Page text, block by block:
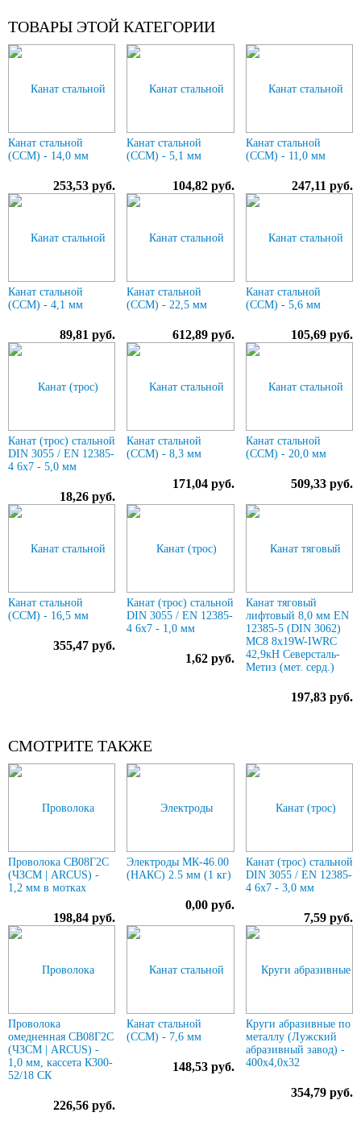
ТОВАРЫ ЭТОЙ КАТЕГОРИИ
Канат стальной
(ССМ) - 14,0 мм
253,53 руб.
Канат стальной
(ССМ) - 5,1 мм
104,82 руб.
Канат стальной
(ССМ) - 11,0 мм
247,11 руб.
Канат стальной
(ССМ) - 4,1 мм
89,81 руб.
Канат стальной
(ССМ) - 22,5 мм
612,89 руб.
Канат стальной
(ССМ) - 5,6 мм
105,69 руб.
Канат (трос) стальной
DIN 3055 / EN 12385-
4 6x7 - 5,0 мм
18,26 руб.
Канат стальной
(ССМ) - 8,3 мм
171,04 руб.
Канат стальной
(ССМ) - 20,0 мм
509,33 руб.
Канат стальной
(ССМ) - 16,5 мм
355,47 руб.
Канат (трос) стальной
DIN 3055 / EN 12385-
4 6x7 - 1,0 мм
1,62 руб.
Канат тяговый
лифтовый 8,0 мм EN
12385-5 (DIN 3062)
МС8 8х19W-IWRC
42,9кН Северсталь-
Метиз (мет. серд.)
197,83 руб.
СМОТРИТЕ ТАКЖЕ
Проволока СВ08Г2С
(ЧЗСМ | ARCUS) -
1,2 мм в мотках
198,84 руб.
Электроды МК-46.00
(НАКС) 2.5 мм (1 кг)
0,00 руб.
Канат (трос) стальной
DIN 3055 / EN 12385-
4 6x7 - 3,0 мм
7,59 руб.
Проволока
омедненная СВ08Г2С
(ЧЗСМ | ARCUS) -
1,0 мм, кассета К300-
52/18 СК
226,56 руб.
Канат стальной
(ССМ) - 7,6 мм
148,53 руб.
Круги абразивные по
металлу (Лужский
абразивный завод) -
400х4,0х32
354,79 руб.